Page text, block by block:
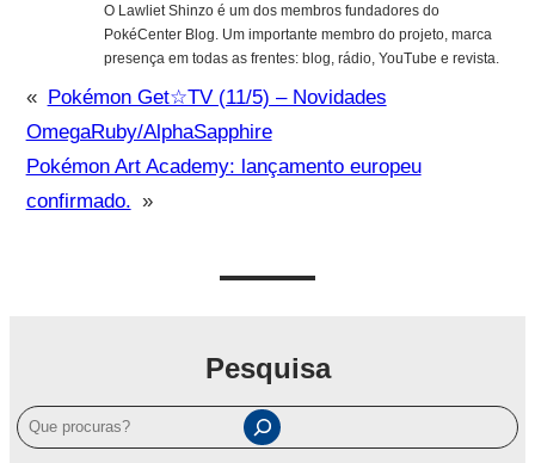
O Lawliet Shinzo é um dos membros fundadores do
PokéCenter Blog. Um importante membro do projeto, marca
presença em todas as frentes: blog, rádio, YouTube e revista.
« Pokémon Get☆TV (11/5) – Novidades
OmegaRuby/AlphaSapphire
Pokémon Art Academy: lançamento europeu
confirmado. »
Pesquisa
P
e